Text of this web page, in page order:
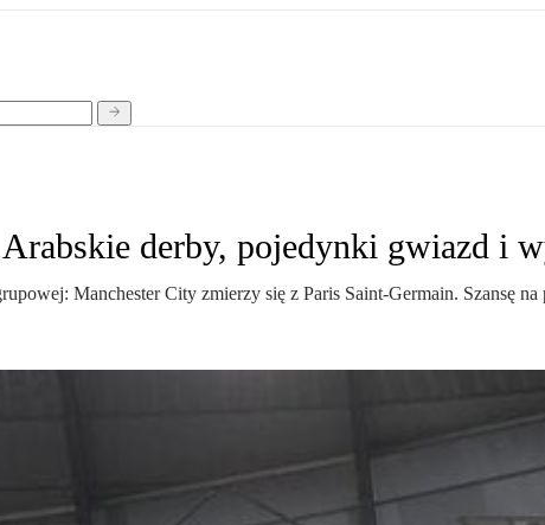
derby, pojedynki gwiazd i
Manchester City zmierzy się z Paris Saint-Germain. Szansę